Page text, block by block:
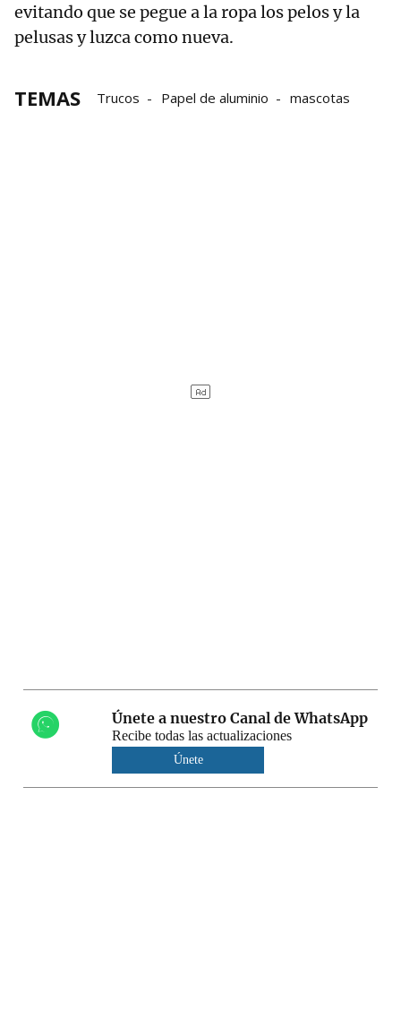
evitando que se pegue a la ropa los pelos y la
pelusas y luzca como nueva.
TEMAS Trucos Papel de aluminio mascotas
Únete a nuestro Canal de WhatsApp
Recibe todas las actualizaciones
Únete